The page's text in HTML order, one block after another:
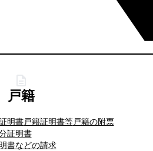
戸籍
明書戸籍証明書等戸籍の附票
証明書
書などの請求